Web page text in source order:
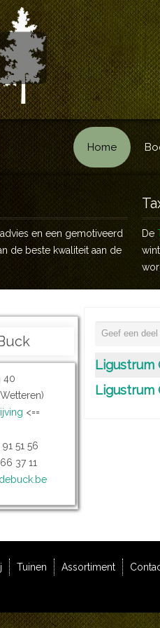
Home
en een gemotiveerd
de beste kwaliteit aan de
De
40
<==
51 56
37 11
Ligustrum
Ligustrum
Tuinen Assortiment